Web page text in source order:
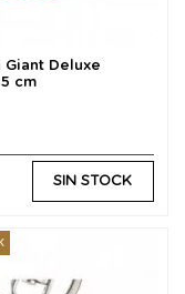
Giant Deluxe
cm
SIN STOCK